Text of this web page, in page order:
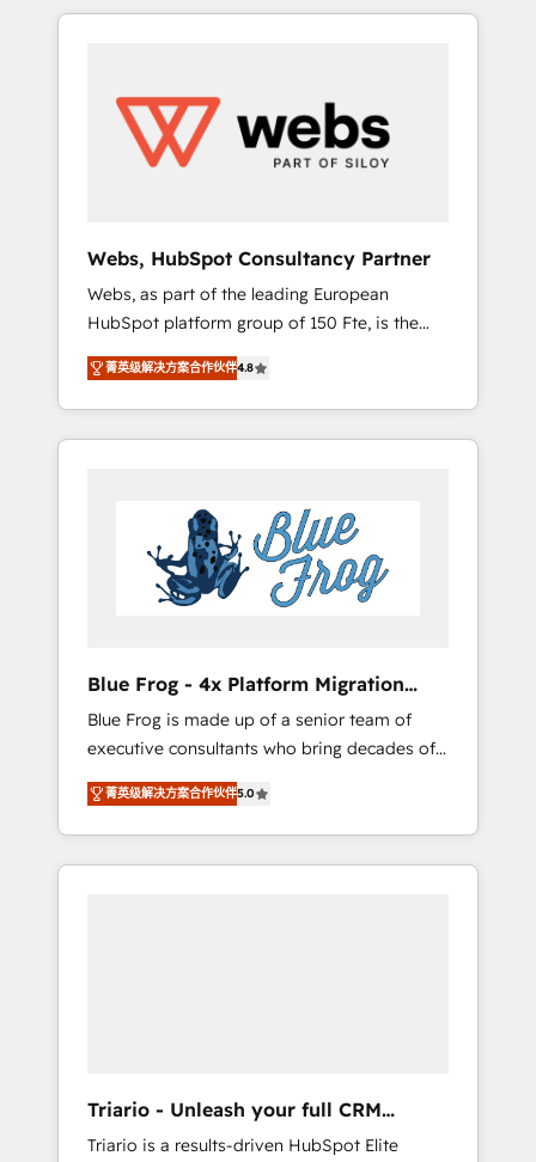
to global brands
HubSpot challenges and improve user
HubSpot for the first time 🔧 Designing and
optimising your HubSpot set-up for better
results 🌐 Website design and build using
using HubSpot Why us? - SIX HubSpot
Accreditations - awarded by HubSpot after a
rigorous process for CRM, Solutions
Architecture, Onboarding , Data Migration,
Custom Integration & Platform Enablement -
Onboarded over 500 businesses to HubSpot
-Top 1% of partners worldwide -In-house
HubSpot. www.bbdboom.com
Webs, HubSpot Consultancy Partner
Webs, as part of the leading European
HubSpot platform group of 150 Fte, is the
trusted Elite HubSpot CRM Partner offering
you a roadmap on maximizing EBITDA and
achieving Commercial Excellence. With our
targeted processes, we strengthen your
Implementation partner, we provide
expertise to drive your business forward.
Since 2015 we are fully dedicated to
HubSpot and with an experienced team
business services. We prepare a customized
business case that demonstrates the value
and impact of your digital transformation,
including a detailed financial rationale with a
focus on ROI and TCO. As a trusted extension
of your team, we believe in the power of
partnership. Together, we embark on a
菁英级解决方案合作伙伴4.8
Blue Frog - 4x Platform Migration
Award Winner
Blue Frog is made up of a senior team of
executive consultants who bring decades of
relevant, real world experience to our client
engagements. "Blue Frog is a top, trusted
partner in HubSpot's ecosystem for a reason.
Their team brings over a decade of
HubSpot “Our experience with the team at
Blue Frog has been nothing short of
菁英级解决方案合作伙伴5.0
Triario - Unleash your full CRM
potential
Triario is a results-driven HubSpot Elite